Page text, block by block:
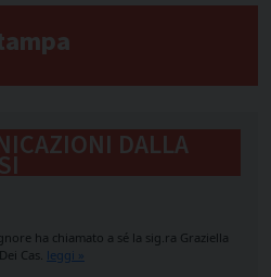
DALLA
ha chiamato a sé la sig.ra Graziella
Cas. leggi »